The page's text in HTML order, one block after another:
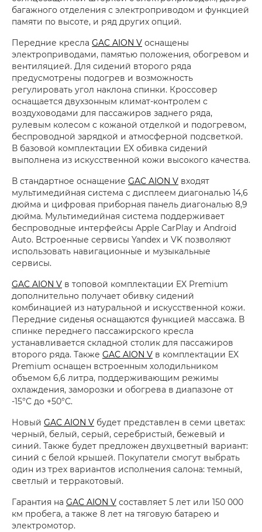
багажного отделения с электроприводом и функцией
памяти по высоте, и ряд других опций.
Передние кресла GAC AION V оснащены
электроприводами, памятью положения, обогревом и
вентиляцией. Для сидений второго ряда
предусмотрены подогрев и возможность
регулировать угол наклона спинки. Кроссовер
оснащается двухзонным климат-контролем с
воздуховодами для пассажиров заднего ряда,
рулевым колесом с кожаной отделкой и подогревом,
беспроводной зарядкой и атмосферной подсветкой.
В базовой комплектации EX обивка сидений
выполнена из искусственной кожи высокого качества.
В стандартное оснащение GAC AION V входят
мультимедийная система с дисплеем диагональю 14,6
дюйма и цифровая приборная панель диагональю 8,9
дюйма. Мультимедийная система поддерживает
беспроводные интерфейсы Apple CarPlay и Android
Auto. Встроенные сервисы Yandex и VK позволяют
использовать навигационные и музыкальные
сервисы.
GAC AION V в топовой комплектации EX Premium
дополнительно получает обивку сидений
комбинацией из натуральной и искусственной кожи.
Передние сиденья оснащаются функцией массажа. В
спинке переднего пассажирского кресла
устанавливается складной столик для пассажиров
второго ряда. Также GAC AION V в комплектации EX
Premium оснащен встроенным холодильником
объемом 6,6 литра, поддерживающим режимы
охлаждения, заморозки и обогрева в диапазоне от
-15°С до +50°С.
Новый GAC AION V будет представлен в семи цветах:
черный, белый, серый, серебристый, бежевый и
синий. Также будет предложен двухцветный вариант:
синий с белой крышей. Покупатели смогут выбрать
один из трех вариантов исполнения салона: темный,
светлый и терракотовый.
Гарантия на GAC AION V составляет 5 лет или 150 000
км пробега, а также 8 лет на тяговую батарею и
электромотор.